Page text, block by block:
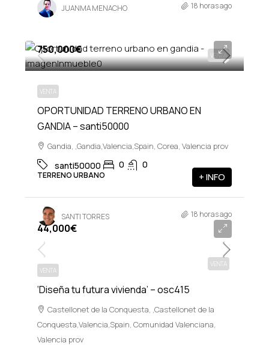
JUANMA MENACHO 18 horas ago
VENTA
750,000€
VENTA
OPORTUNIDAD TERRENO URBANO EN
GANDIA – santi50000
Gandia, ,Gandia,Valencia,Spain, Corea, Valencia prov
santi50000 0 0
TERRENO URBANO + INFO
SANTI TORRES 18 horas ago
VENTA
44,000€
VENTA
‘Diseña tu futura vivienda’ – osc415
Castellonet de la Conquesta, ,Castellonet de la
Conquesta,Valencia,Spain, Comunidad Valenciana,
Valencia prov